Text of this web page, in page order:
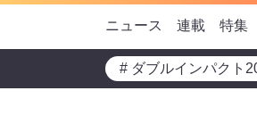
ニュース 連載 特集
# ダブルインパクト